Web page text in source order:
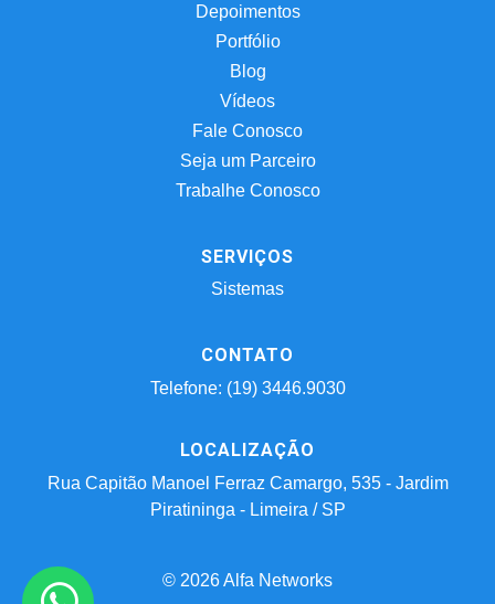
Depoimentos
Portfólio
Blog
Vídeos
Fale Conosco
Seja um Parceiro
Trabalhe Conosco
SERVIÇOS
Sistemas
CONTATO
Telefone: (19) 3446.9030
LOCALIZAÇÃO
Rua Capitão Manoel Ferraz Camargo, 535 - Jardim
Piratininga - Limeira / SP
© 2026 Alfa Networks